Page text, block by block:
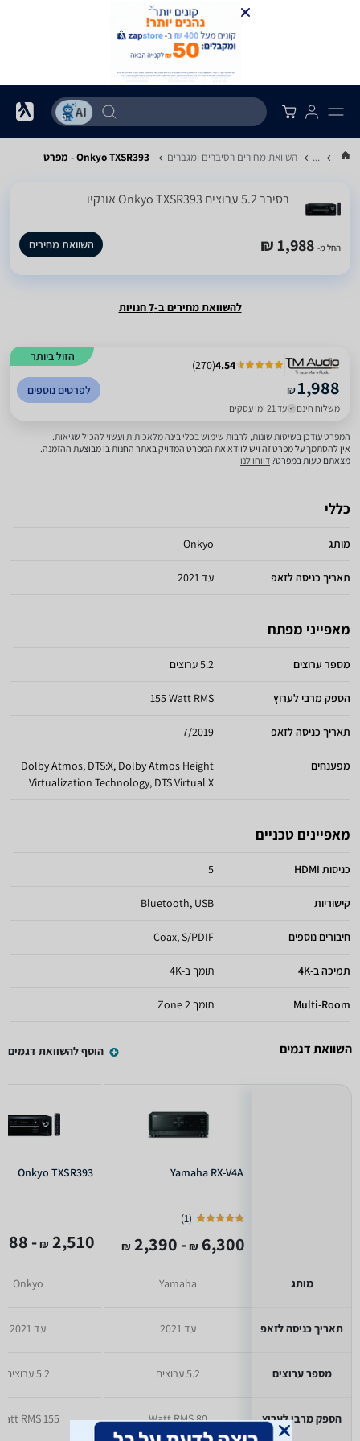
... השוואת מחירים רסיברים ומגברים Onkyo TXSR393 - מפרט
רסיבר ‏5.2 ‏ערוצים Onkyo TXSR393 אונקיו
החל מ- 1,988 ₪ השוואת מחירים
להשוואת מחירים ב-7 חנויות
הזול ביותר
4.54
(
270
)
₪1,988
משלוח חינם עד 21 ימי עסקים
לפרטים נוספים
המפרט עודכן בשיטות שונות, לרבות שימוש בכלי בינה מלאכותית ועשוי להכיל שגיאות.
אין להסתמך על מפרט זה ויש לוודא את המפרט המדויק באתר החנות בו מבוצעת ההזמנה.
מצאתם טעות במפרט?דווחו לנו
כללי
מותג Onkyo
תאריך כניסה לזאפ עד 2021
מאפייני מפתח
מספר ערוצים 5.2 ערוצים
הספק מרבי לערוץ 155 Watt RMS
תאריך כניסה לזאפ 7/2019
מפענחים
Dolby Atmos, DTS:X, Dolby Atmos Height
Virtualization Technology, DTS Virtual:X
מאפיינים טכניים
כניסות HDMI 5
קישוריות Bluetooth, USB
חיבורים נוספים Coax, S/PDIF
תמיכה ב-4K תומך ב-4K
Multi-Room תומך Zone 2
השוואת דגמים הוסף להשוואת דגמים
מותג
תאריך כניסה לזאפ
מספר ערוצים
הספק מרבי לערוץ
Yamaha RX-V4A
(
1
)
6,300
₪
- 2,390
₪
Yamaha
עד 2021
5.2 ערוצים
80 Watt RMS
Onkyo TXSR393
2,510
₪
- 1,988
Onkyo
עד 2021
5.2 ערוצים
155 Watt RMS